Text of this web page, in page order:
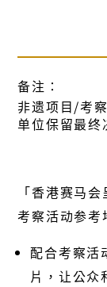
备注∶
非遗项目/考
单位保留最终
「香港赛马
考察活动参考
配合考察活
片，让公众